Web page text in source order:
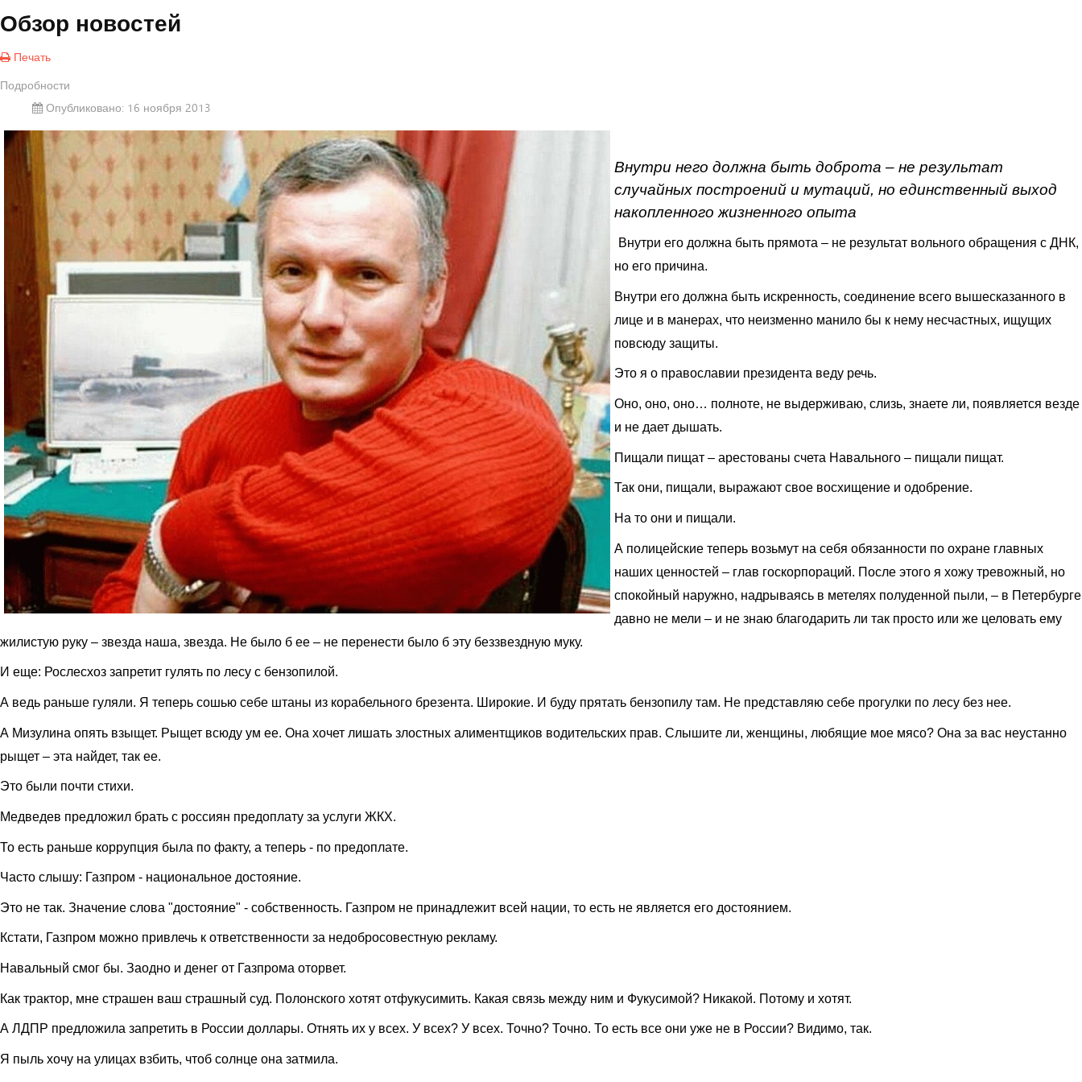
Обзор новостей
Печать
Подробности
Опубликовано: 16 ноября 2013
Внутри него должна быть доброта – не результат
случайных построений и мутаций, но единственный выход
накопленного жизненного опыта
Внутри его должна быть прямота – не результат вольного обращения с ДНК,
но его причина.
Внутри его должна быть искренность, соединение всего вышесказанного в
лице и в манерах, что неизменно манило бы к нему несчастных, ищущих
повсюду защиты.
Это я о православии президента веду речь.
Оно, оно, оно… полноте, не выдерживаю, слизь, знаете ли, появляется везде
и не дает дышать.
Пищали пищат – арестованы счета Навального – пищали пищат.
Так они, пищали, выражают свое восхищение и одобрение.
На то они и пищали.
А полицейские теперь возьмут на себя обязанности по охране главных
наших ценностей – глав госкорпораций. После этого я хожу тревожный, но
спокойный наружно, надрываясь в метелях полуденной пыли, – в Петербурге
давно не мели – и не знаю благодарить ли так просто или же целовать ему
жилистую руку – звезда наша, звезда. Не было б ее – не перенести было б эту беззвездную муку.
И еще: Рослесхоз запретит гулять по лесу с бензопилой.
А ведь раньше гуляли. Я теперь сошью себе штаны из корабельного брезента. Широкие. И буду прятать бензопилу там. Не представляю себе прогулки по лесу без нее.
А Мизулина опять взыщет. Рыщет всюду ум ее. Она хочет лишать злостных алиментщиков водительских прав. Слышите ли, женщины, любящие мое мясо? Она за вас неустанно
рыщет – эта найдет, так ее.
Это были почти стихи.
Медведев предложил брать с россиян предоплату за услуги ЖКХ.
То есть раньше коррупция была по факту, а теперь - по предоплате.
Часто слышу: Газпром - национальное достояние.
Это не так. Значение слова "достояние" - собственность. Газпром не принадлежит всей нации, то есть не является его достоянием.
Кстати, Газпром можно привлечь к ответственности за недобросовестную рекламу.
Навальный смог бы. Заодно и денег от Газпрома оторвет.
Как трактор, мне страшен ваш страшный суд. Полонского хотят отфукусимить. Какая связь между ним и Фукусимой? Никакой. Потому и хотят.
А ЛДПР предложила запретить в России доллары. Отнять их у всех. У всех? У всех. Точно? Точно. То есть все они уже не в России? Видимо, так.
Я пыль хочу на улицах взбить, чтоб солнце она затмила.